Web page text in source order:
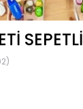
SEPETLI